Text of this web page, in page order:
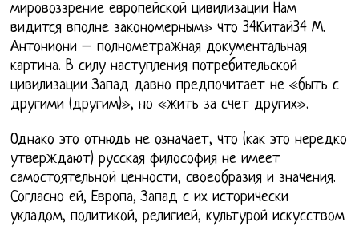
мировоззрение европейской цивилизации Нам
видится вполне закономерным» что 34Китай34 М.
Антониони – полнометражная документальная
картина. В силу наступления потребительской
цивилизации Запад давно предпочитает не «быть с
другими (другим)», но «жить за счет других».
Однако это отнюдь не означает, что (как это нередко
утверждают) русская философия не имеет
самостоятельной ценности, своеобразия и значения.
Согласно ей, Европа, Запад с их исторически
укладом, политикой, религией, культурой искусством